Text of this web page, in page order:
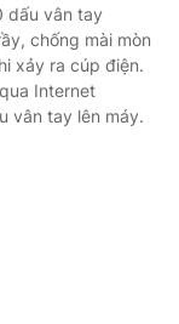
dấu vân tay
chống mài mòn
xảy ra cúp điện.
Internet
vân tay lên máy.